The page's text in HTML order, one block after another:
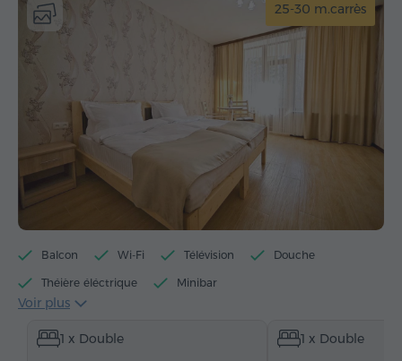
25-30 m.carrès
Balcon Wi-Fi Télévision Douche
Théière éléctrique Minibar
Articles de toilette gratuits
Chaussons Chauffage
Voir plus
1 x Double 1 x Double